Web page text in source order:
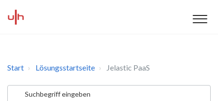
Start Lösungsstartseite Jelastic PaaS